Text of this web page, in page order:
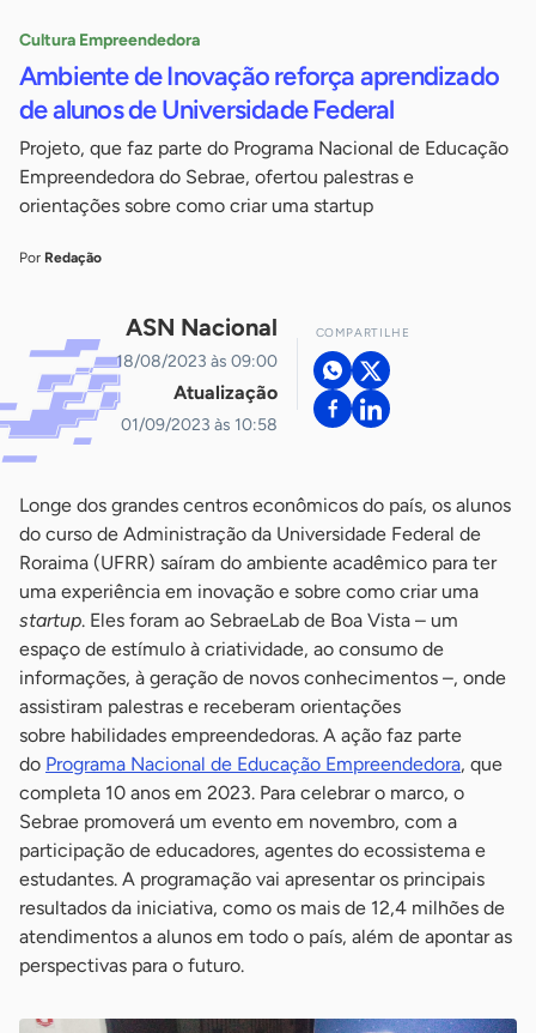
Cultura Empreendedora
Ambiente de Inovação reforça aprendizado
de alunos de Universidade Federal
Projeto, que faz parte do Programa Nacional de Educação
Empreendedora do Sebrae, ofertou palestras e
orientações sobre como criar uma startup
Por Redação
ASN Nacional
18/08/2023 às 09:00
Atualização
01/09/2023 às 10:58
COMPARTILHE
Longe dos grandes centros econômicos do país, os alunos
do curso de Administração da Universidade Federal de
Roraima (UFRR) saíram do ambiente acadêmico para ter
uma experiência em inovação e sobre como criar uma
startup. Eles foram ao SebraeLab de Boa Vista – um
espaço de estímulo à criatividade, ao consumo de
informações, à geração de novos conhecimentos –, onde
assistiram palestras e receberam orientações
sobre habilidades empreendedoras. A ação faz parte
do Programa Nacional de Educação Empreendedora, que
completa 10 anos em 2023. Para celebrar o marco, o
Sebrae promoverá um evento em novembro, com a
participação de educadores, agentes do ecossistema e
estudantes. A programação vai apresentar os principais
resultados da iniciativa, como os mais de 12,4 milhões de
atendimentos a alunos em todo o país, além de apontar as
perspectivas para o futuro.